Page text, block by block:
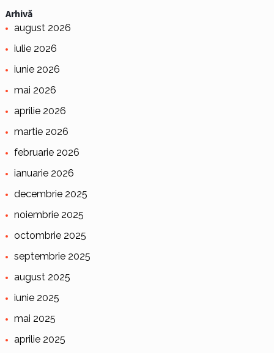
Arhivă
august 2026
iulie 2026
iunie 2026
mai 2026
aprilie 2026
martie 2026
februarie 2026
ianuarie 2026
decembrie 2025
noiembrie 2025
octombrie 2025
septembrie 2025
august 2025
iunie 2025
mai 2025
aprilie 2025